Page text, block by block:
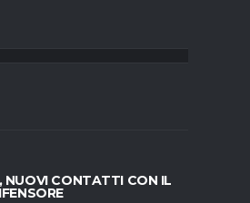
NUOVI CONTATTI CON IL